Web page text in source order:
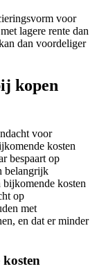
voor
lagere rente dan
dan voordeliger
kopen
voor
kosten
bespaart op
belangrijk
bijkomende kosten
op
met
en dat er minder